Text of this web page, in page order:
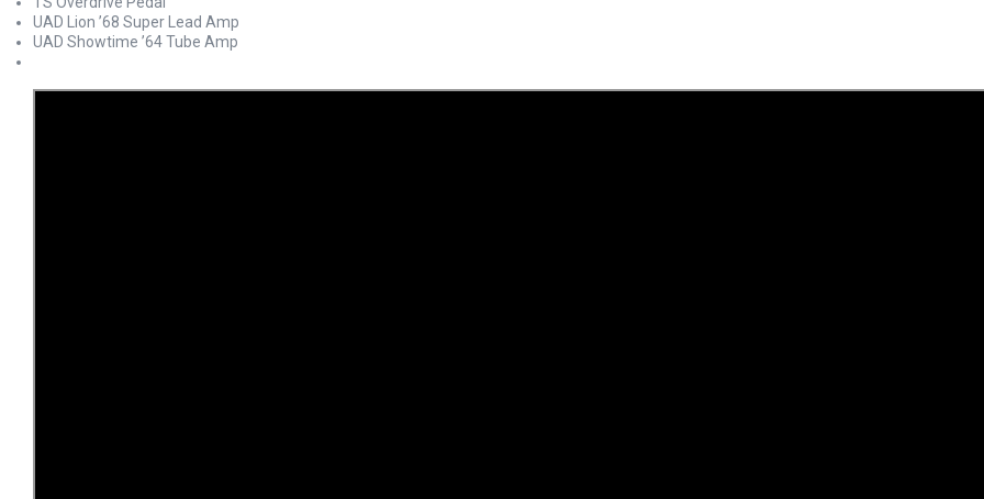
UAD Lion ’68 Super Lead Amp
UAD Showtime ’64 Tube Amp